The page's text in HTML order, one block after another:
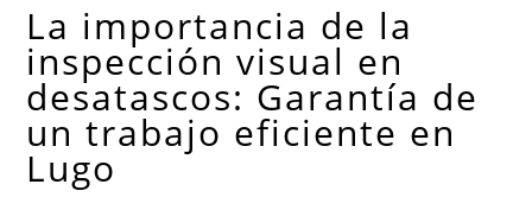
La importancia de la
inspección visual en
desatascos: Garantía de
un trabajo eficiente en
Lugo